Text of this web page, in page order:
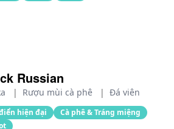
Russian
| Rượu mùi cà phê | Đá viên
hiện đại
Cà phê & Tráng miệng